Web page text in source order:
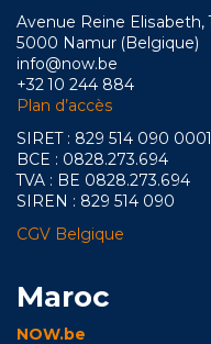
Avenue Reine Elisabeth,
5000 Namur (Belgique)
info@now.be
+32 10 244 884
Plan d’accès
SIRET : 829 514 090
BCE : 0828.273.694
TVA : BE 0828.273.694
SIREN : 829 514 090
CGV Belgique
Maroc
NOW.be